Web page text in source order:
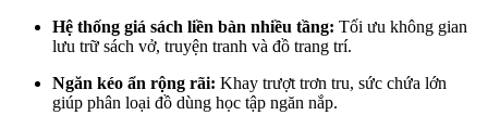
Hệ thống giá sách liền bàn nhiều tầng: Tối ưu không gian
lưu trữ sách vở, truyện tranh và đồ trang trí.
Ngăn kéo ẩn rộng rãi: Khay trượt trơn tru, sức chứa lớn
giúp phân loại đồ dùng học tập ngăn nắp.